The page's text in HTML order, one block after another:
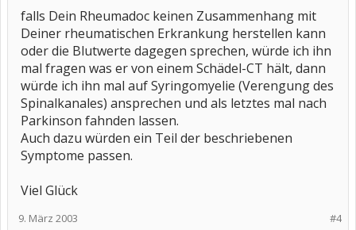
falls Dein Rheumadoc keinen Zusammenhang mit
Deiner rheumatischen Erkrankung herstellen kann
oder die Blutwerte dagegen sprechen, würde ich ihn
mal fragen was er von einem Schädel-CT hält, dann
würde ich ihn mal auf Syringomyelie (Verengung des
Spinalkanales) ansprechen und als letztes mal nach
Parkinson fahnden lassen.
Auch dazu würden ein Teil der beschriebenen
Symptome passen.
Viel Glück
#4
9. März 2003